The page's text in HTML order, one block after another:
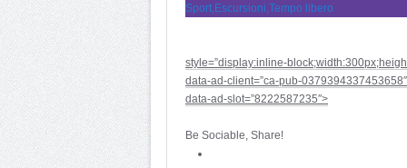
Sport,Escursioni,Tempo libero
style=”display:inline-
data-ad-client=”ca-pub-0379394337453658″
data-ad-slot=”8222587235″>
Be Sociable, Share!